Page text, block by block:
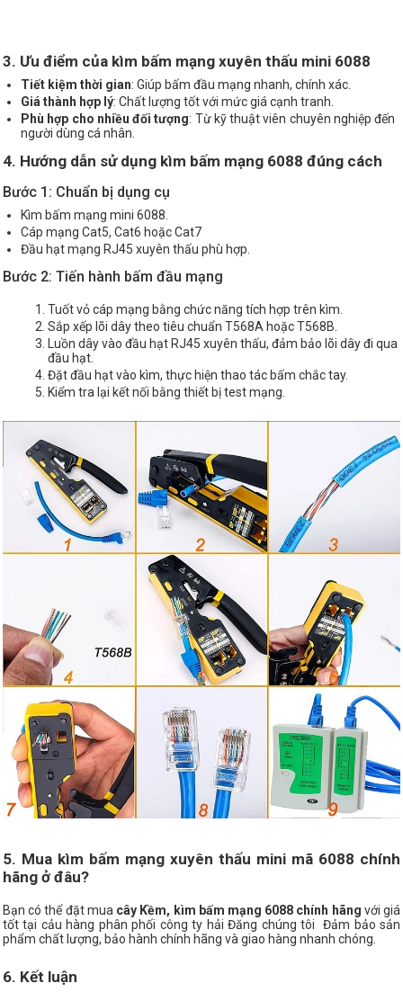
3. Ưu điểm của kìm bấm mạng xuyên thấu mini 6088
Tiết kiệm thời gian: Giúp bấm đầu mạng nhanh, chính xác.
Giá thành hợp lý: Chất lượng tốt với mức giá cạnh tranh.
Phù hợp cho nhiều đối tượng: Từ kỹ thuật viên chuyên nghiệp đến
người dùng cá nhân.
4. Hướng dẫn sử dụng kìm bấm mạng 6088 đúng cách
Bước 1: Chuẩn bị dụng cụ
Kìm bấm mạng mini 6088.
Cáp mạng Cat5, Cat6 hoặc Cat7
Đầu hạt mạng RJ45 xuyên thấu phù hợp.
Bước 2: Tiến hành bấm đầu mạng
Tuốt vỏ cáp mạng bằng chức năng tích hợp trên kìm.
Sắp xếp lõi dây theo tiêu chuẩn T568A hoặc T568B.
Luồn dây vào đầu hạt RJ45 xuyên thấu, đảm bảo lõi dây đi qua
đầu hạt.
Đặt đầu hạt vào kìm, thực hiện thao tác bấm chắc tay.
Kiểm tra lại kết nối bằng thiết bị test mạng.
5. Mua kìm bấm mạng xuyên thấu mini mã 6088 chính
hãng ở đâu?
Bạn có thể đặt mua cây Kềm, kìm bấm mạng 6088 chính hãng với giá
tốt tại cảu hàng phân phối công ty hải Đăng chúng tôi Đảm bảo sản
phẩm chất lượng, bảo hành chính hãng và giao hàng nhanh chóng.
6. Kết luận